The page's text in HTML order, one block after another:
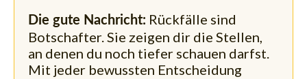
Die gute Nachricht: Rückfälle sind
Botschafter. Sie zeigen dir die Stellen,
an denen du noch tiefer schauen darfst.
Mit jeder bewussten Entscheidung